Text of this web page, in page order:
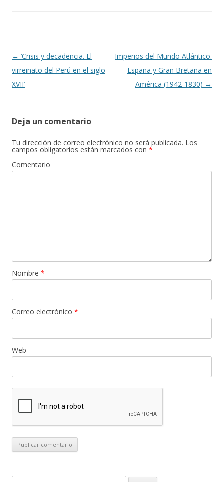
Navegación
de
entradas
← ‘Crisis y decadencia. El
virreinato del Perú en el siglo
XVII’
Imperios del Mundo Atlántico.
España y Gran Bretaña en
América (1942-1830) →
Deja un comentario
Tu dirección de correo electrónico no será publicada. Los
campos obligatorios están marcados con *
Comentario
Nombre *
Correo electrónico *
Web